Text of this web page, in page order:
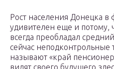
Рост населения Донецка в
удивителен еще и потому,
всегда преобладал
сейчас неподконтрольные
называют «край
видят своего будущего